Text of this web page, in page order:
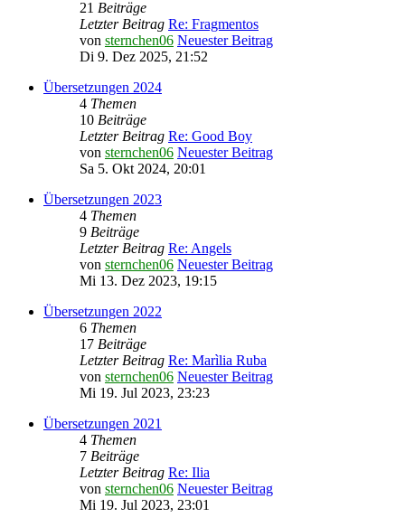
21 Beiträge
Letzter Beitrag Re: Fragmentos
von sternchen06 Neuester Beitrag
Di 9. Dez 2025, 21:52
Übersetzungen 2024
4 Themen
10 Beiträge
Letzter Beitrag Re: Good Boy
von sternchen06 Neuester Beitrag
Sa 5. Okt 2024, 20:01
Übersetzungen 2023
4 Themen
9 Beiträge
Letzter Beitrag Re: Angels
von sternchen06 Neuester Beitrag
Mi 13. Dez 2023, 19:15
Übersetzungen 2022
6 Themen
17 Beiträge
Letzter Beitrag Re: Marìlia Ruba
von sternchen06 Neuester Beitrag
Mi 19. Jul 2023, 23:23
Übersetzungen 2021
4 Themen
7 Beiträge
Letzter Beitrag Re: Ilia
von sternchen06 Neuester Beitrag
Mi 19. Jul 2023, 23:01